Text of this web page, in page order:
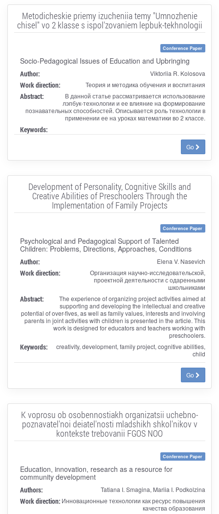
Metodicheskie priemy izucheniia temy "Umnozhenie
chisel" vo 2 klasse s ispol'zovaniem lepbuk-tekhnologii
Conference Paper
Socio-Pedagogical Issues of Education and Upbringing
Author: Viktoriia R. Kolosova
Work direction: Теория и методика обучения и воспитания
Abstract:
В данной статье рассматривается использование
лэпбук-технологии и ее влияние на формирование
познавательных способностей. Описывается роль технологии в
применении ее на уроках математики во 2 классе.
Keywords:
Go
Development of Personality, Cognitive Skills and
Creative Abilities of Preschoolers Through the
Implementation of Family Projects
Conference Paper
Psychological and Pedagogical Support of Talented
Children: Problems, Directions, Approaches, Conditions
Author: Elena V. Nasevich
Work direction:
Организация научно-исследовательской,
проектной деятельности с одаренными
школьниками
Abstract:
The experience of organizing project activities aimed at
supporting and developing the intellectual and creative
potential of over-fives, as well as family values, interests and involving
parents in joint activities with children is presented in the article. This
work is designed for educators and teachers working with
preschoolers.
Keywords:
creativity, development, family project, cognitive abilities,
child
Go
K voprosu ob osobennostiakh organizatsii uchebno-
poznavatel'noi deiatel'nosti mladshikh shkol'nikov v
kontekste trebovanii FGOS NOO
Conference Paper
Education, innovation, research as a resource for
community development
Authors: Tatiana I. Smagina, Mariia I. Podkolzina
Work direction: Инновационные технологии как ресурс повышения
качества образования